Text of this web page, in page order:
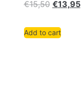
€15,50 €13,95
Add to cart